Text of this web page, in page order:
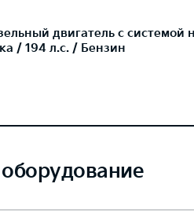
двигатель с системой
/ 194 л.с. / Бензин